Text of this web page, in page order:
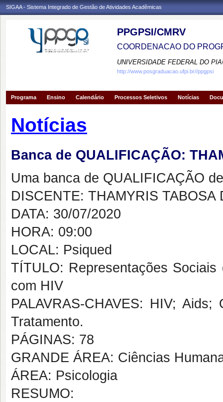
SIGAA - Sistema Integrado de Gestão de Atividades Acadêmicas
PPGPSI/CMRV
COORDENACAO DO
UNIVERSIDADE FEDERAL DO
http://www.posgraduacao.ufpi.br//ppgpsi
Programa Ensino Calendário Processos Seletivos Notícias
Notícias
Banca de QUALIFICAÇÃO:
Uma banca de QUALIFICAÇÃO
DISCENTE: THAMYRIS TABOSA
DATA: 30/07/2020
HORA: 09:00
LOCAL: Psiqued
TÍTULO: Representações
com HIV
PALAVRAS-CHAVES: HIV;
Tratamento.
PÁGINAS: 78
GRANDE ÁREA: Ciências
ÁREA: Psicologia
RESUMO: